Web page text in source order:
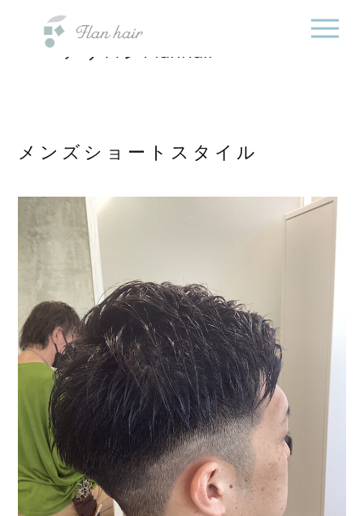
院・半個室オーガニック
ヘアサロンFlanhair
メンズショートスタイル